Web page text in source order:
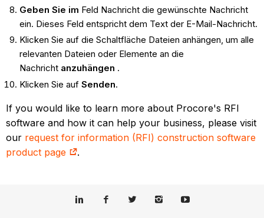
Geben Sie im Feld Nachricht die gewünschte Nachricht
ein. Dieses Feld entspricht dem Text der E-Mail-Nachricht.
Klicken Sie auf die Schaltfläche Dateien anhängen, um alle
relevanten Dateien oder Elemente an die
Nachricht anzuhängen .
Klicken Sie auf Senden.
If you would like to learn more about Procore's RFI
software and how it can help your business, please visit
our request for information (RFI) construction software
product page
.